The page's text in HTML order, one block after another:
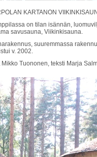
KARTANON
on tilan isännän,
savusauna, Viikinkisauna.
suuremmassa
v. 2002.
Tuononen, teksti Marja